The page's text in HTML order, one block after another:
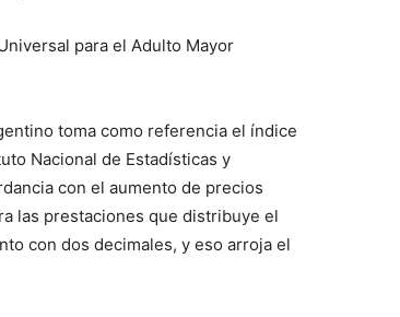
se
para el Adulto Mayor
toma como referencia el índice
Nacional de Estadísticas y
con el aumento de precios
las prestaciones que distribuye el
con dos decimales, y eso arroja el